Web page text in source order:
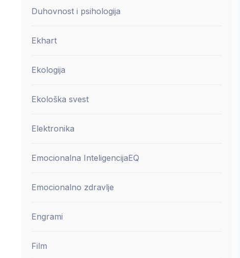
Duhovnost i psihologija
Ekhart
Ekologija
Ekološka svest
Elektronika
Emocionalna InteligencijaEQ
Emocionalno zdravlje
Engrami
Film